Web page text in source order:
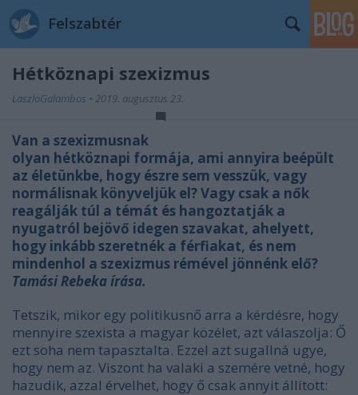
Felszabtér
Hétköznapi szexizmus
LaszloGalambos • 2019. augusztus 23.
Van a szexizmusnak
olyan hétköznapi formája, ami annyira beépült
az életünkbe, hogy észre sem vesszük, vagy
normálisnak könyveljük el? Vagy csak a nők
reagálják túl a témát és hangoztatják a
nyugatról bejövő idegen szavakat, ahelyett,
hogy inkább szeretnék a férfiakat, és nem
mindenhol a szexizmus rémével jönnénk elő?
Tamási Rebeka írása.
Tetszik, mikor egy politikusnő arra a kérdésre, hogy
mennyire szexista a magyar közélet, azt válaszolja: Ő
ezt soha nem tapasztalta. Ezzel azt sugallná ugye,
hogy nem az. Viszont ha valaki a szemére vetné, hogy
hazudik, azzal érvelhet, hogy ő csak annyit állított: